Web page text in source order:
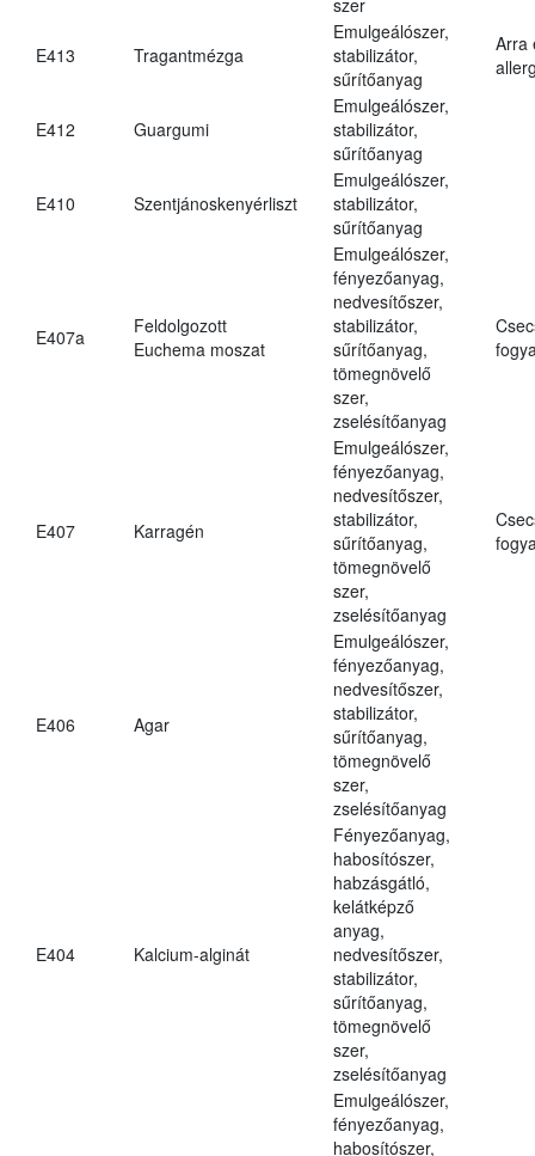
E413 Tragantmézga
Emulgeálószer,
stabilizátor,
sűrítőanyag
Arra
E412 Guargumi
Emulgeálószer,
stabilizátor,
sűrítőanyag
E410 Szentjánoskenyérliszt
Emulgeálószer,
stabilizátor,
sűrítőanyag
E407a
Feldolgozott
Euchema moszat
Emulgeálószer,
fényezőanyag,
nedvesítőszer,
stabilizátor,
sűrítőanyag,
tömegnövelő
szer,
zselésítőanyag
E407 Karragén
Emulgeálószer,
fényezőanyag,
nedvesítőszer,
stabilizátor,
sűrítőanyag,
tömegnövelő
szer,
zselésítőanyag
E406 Agar
Emulgeálószer,
fényezőanyag,
nedvesítőszer,
stabilizátor,
sűrítőanyag,
tömegnövelő
szer,
zselésítőanyag
E404 Kalcium-alginát
Fényezőanyag,
habosítószer,
habzásgátló,
kelátképző
anyag,
nedvesítőszer,
stabilizátor,
sűrítőanyag,
tömegnövelő
szer,
zselésítőanyag
Emulgeálószer,
fényezőanyag,
habosítószer,